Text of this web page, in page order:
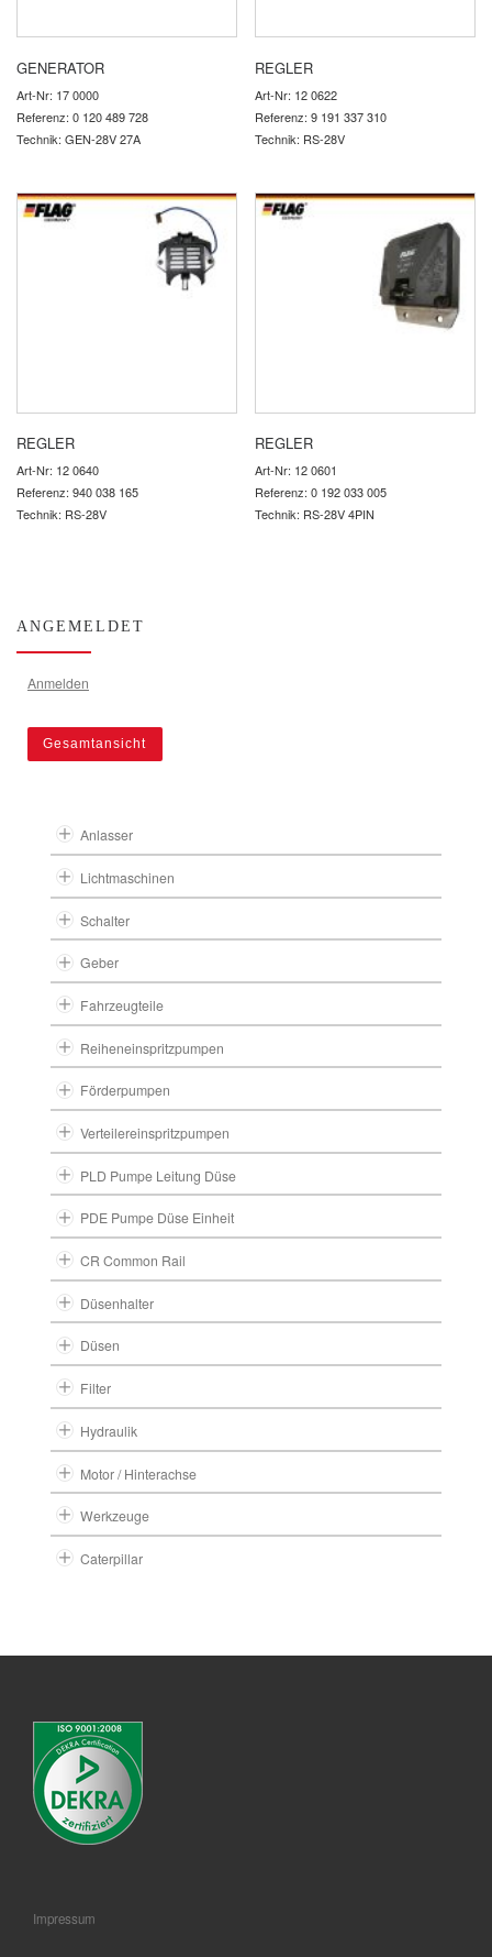
GENERATOR
Art-Nr: 17 0000
Referenz: 0 120 489 728
Technik: GEN-28V 27A
REGLER
Art-Nr: 12 0622
Referenz: 9 191 337 310
Technik: RS-28V
REGLER
Art-Nr: 12 0640
Referenz: 940 038 165
Technik: RS-28V
REGLER
Art-Nr: 12 0601
Referenz: 0 192 033 005
Technik: RS-28V 4PIN
ANGEMELDET
Anmelden
Gesamtansicht
Anlasser
Lichtmaschinen
Schalter
Geber
Fahrzeugteile
Reiheneinspritzpumpen
Förderpumpen
Verteilereinspritzpumpen
PLD Pumpe Leitung Düse
PDE Pumpe Düse Einheit
CR Common Rail
Düsenhalter
Düsen
Filter
Hydraulik
Motor / Hinterachse
Werkzeuge
Caterpillar
Impressum